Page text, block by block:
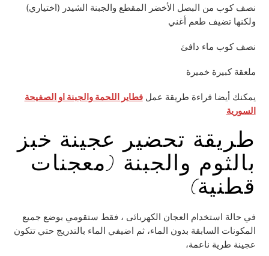
نصف كوب من البصل الأخضر المقطع والجبنة الشيدر (اختياري)
ولكنها تضيف طعم أغني
نصف كوب ماء دافئ
ملعقة كبيرة خميرة
يمكنك أيضا قراءة طريقة عملفطاير اللحمة والجبنة او الصفيحة
السورية
طريقة تحضير عجينة خبز
بالثوم والجبنة (معجنات
قطنية)
في حالة استخدام العجان الكهربائى ، فقط ستقومي بوضع جميع
المكونات السابقة بدون الماء، ثم اضيفي الماء بالتدريج حتي تتكون
عجينة طرية ناعمة،